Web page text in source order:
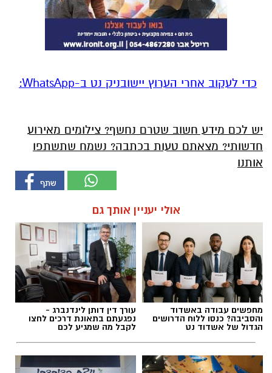
‏כדי לעקוב אחרי הערוץ יישובניק נט ב-WhatsApp:‏‏‏
יש לכם מידע חשוב שטרם נחשף? צילומים מאירוע
חדשותי? מצאתם טעות בכתבה? נשמח שתשתפו
אותנו
אולי יעניין אותך גם
מחפשים עבודה באשדוד
והסביבה? כנסו ללוח הדרושים
הגדול של אשדוד נט
עורך דין דותן לינדנברג -
נפגעתם בתאונת דרכים לחצו
לקבל מה שמגיע לכם